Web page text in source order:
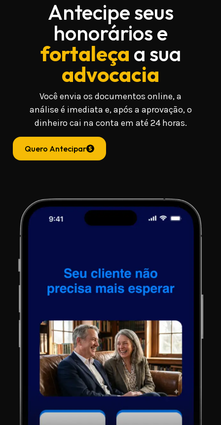
Antecipe seus
honorários e
fortaleça a sua
advocacia
Você envia os documentos online, a
análise é imediata e, após a aprovação, o
dinheiro cai na conta em até 24 horas.
Quero Antecipar